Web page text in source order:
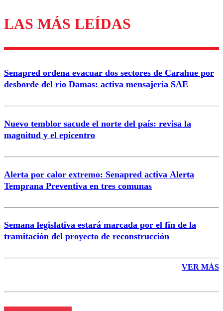
Los comentarios son moderados para garantizar un
diálogo respetuoso.
Correo
LAS MÁS LEÍDAS
Senapred ordena evacuar dos sectores de Carahue por
desborde del río Damas: activa mensajería SAE
Nuevo temblor sacude el norte del país: revisa la
magnitud y el epicentro
Alerta por calor extremo: Senapred activa Alerta
Temprana Preventiva en tres comunas
Semana legislativa estará marcada por el fin de la
tramitación del proyecto de reconstrucción
VER MÁS